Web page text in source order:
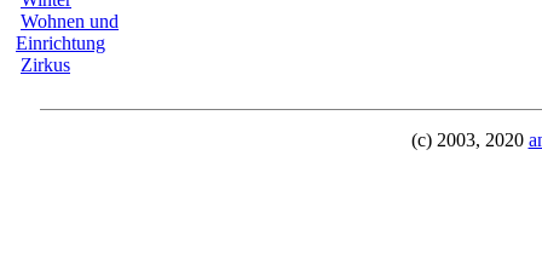
Wohnen und
Einrichtung
Zirkus
(c) 2003, 2020